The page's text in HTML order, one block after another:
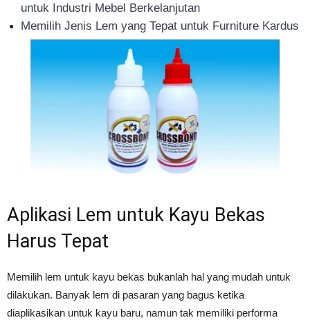
untuk Industri Mebel Berkelanjutan
Memilih Jenis Lem yang Tepat untuk Furniture Kardus
Aplikasi Lem untuk Kayu Bekas
Harus Tepat
Memilih lem untuk kayu bekas bukanlah hal yang mudah untuk
dilakukan. Banyak lem di pasaran yang bagus ketika
diaplikasikan untuk kayu baru, namun tak memiliki performa